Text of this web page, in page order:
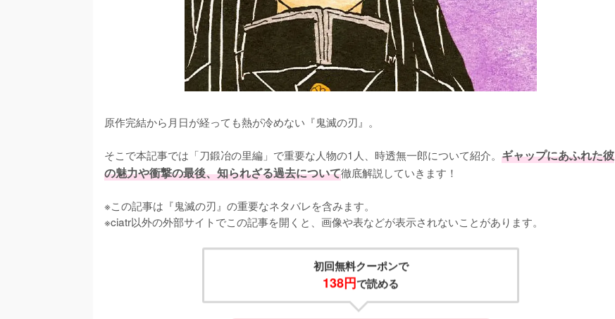
原作完結から月日が経っても熱が冷めない『鬼滅の刃』。
そこで本記事では「刀鍛冶の里編」で重要な人物の1人、時透無一郎について紹介。 ギャップにあふれた彼
の魅力や衝撃の最後、知られざる過去について徹底解説していきます！
※この記事は『鬼滅の刃』の重要なネタバレを含みます。
※ciatr以外の外部サイトでこの記事を開くと、画像や表などが表示されないことがあります。
初回無料クーポンで
138円で読める